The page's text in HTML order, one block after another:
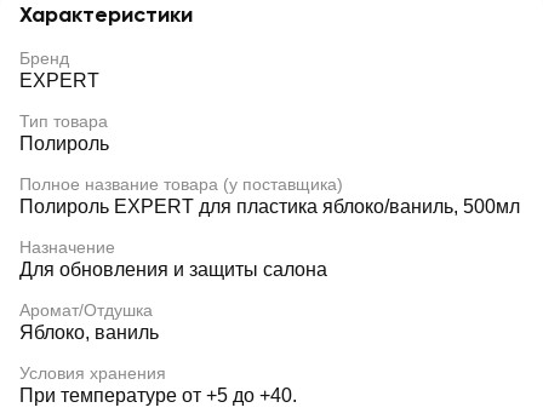
Характеристики
Бренд
EXPERT
Тип товара
Полироль
Полное название товара (у поставщика)
Полироль EXPERT для пластика яблоко/ваниль, 500мл
Назначение
Для обновления и защиты салона
Аромат/Отдушка
Яблоко, ваниль
Условия хранения
При температуре от +5 до +40.